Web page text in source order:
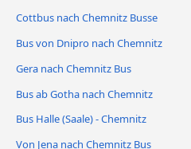
Cottbus nach Chemnitz Busse
Bus von Dnipro nach Chemnitz
Gera nach Chemnitz Bus
Bus ab Gotha nach Chemnitz
Bus Halle (Saale) - Chemnitz
Von Jena nach Chemnitz Bus